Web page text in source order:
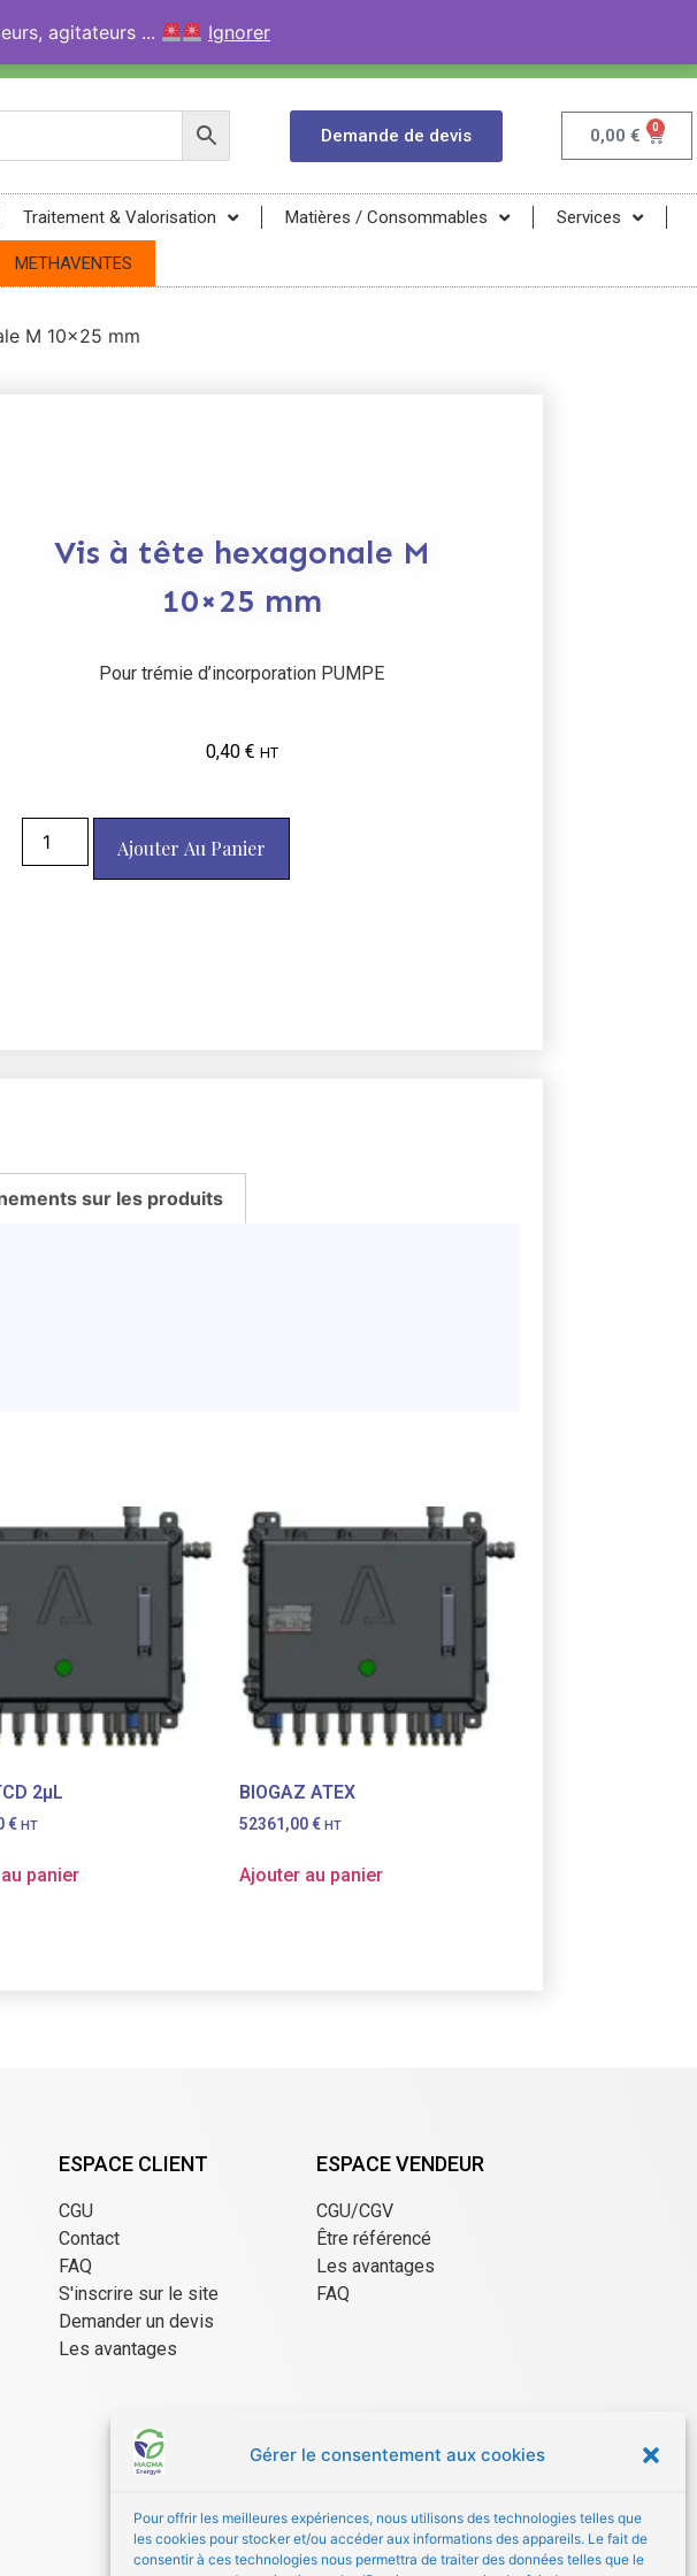
Gérer le consentement aux cookies
Pour offrir les meilleures expériences, nous utilisons des technologies telles que
les cookies pour stocker et/ou accéder aux informations des appareils. Le fait de
consentir à ces technologies nous permettra de traiter des données telles que le
+33 (0)9 84 04 07 52
Demande de devis 0,00€ 0
Traitement & Valorisation Matières / Consommables Services
METHAVENTES
M 10×25 mm
Vis à tête hexagonale M
10×25 mm
Pour trémie d’incorporation PUMPE
0,40 € HT
Ajouter Au Panier
sur les produits
2µL
€ HT
panier
BIOGAZ ATEX
52361,00€ HT
Ajouter au panier
ESPACE CLIENT
CGU
Contact
FAQ
S'inscrire sur le site
Demander un devis
Les avantages
ESPACE VENDEUR
CGU/CGV
Être référencé
Les avantages
FAQ
agitateurs ... Ignorer